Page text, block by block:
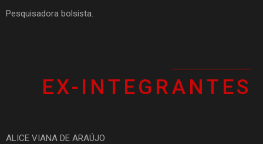
Pesquisadora bolsista.
EX-INTEGRANTES
ALICE VIANA DE ARAÚJO